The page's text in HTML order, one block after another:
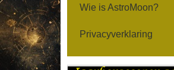
Wie is AstroMoon?
Privacyverklaring